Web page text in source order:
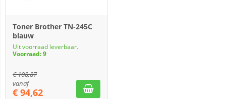
Toner Brother TN-245C
blauw
Uit voorraad leverbaar.
Voorraad: 9
€108,87
vanaf
€ 94,62